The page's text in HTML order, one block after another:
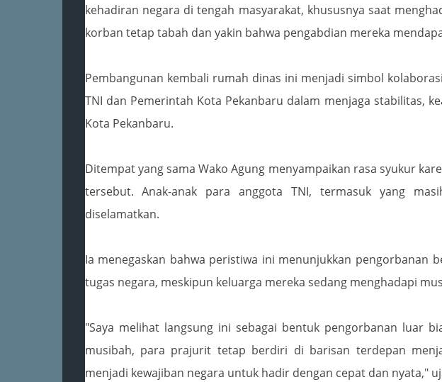
kehadiran negara di tengah masyarakat, khususnya saat
korban tetap tabah dan yakin bahwa pengabdian mereka
Pembangunan kembali rumah dinas ini menjadi simbol
TNI dan Pemerintah Kota Pekanbaru dalam menjaga stabilitas,
Kota Pekanbaru.
Ditempat yang sama Wako Agung menyampaikan rasa syukur
tersebut. Anak-anak para anggota TNI, termasuk yang
diselamatkan.
Ia menegaskan bahwa peristiwa ini menunjukkan pengorbanan
tugas negara, meskipun keluarga mereka sedang menghadapi
"Saya melihat langsung ini sebagai bentuk pengorbanan luar
musibah, para prajurit tetap berdiri di barisan terdepan
menjadi kewajiban negara untuk hadir dengan cepat dan nyata,"